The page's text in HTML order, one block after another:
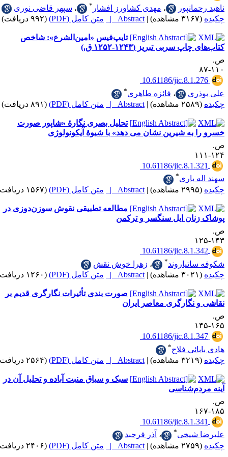
،مهدی کشاورز افشار ،سپهر قاضی نوری
|
Abstract | متن کامل (PDF) (۹۹۲ دریافت)
تایپ‌فیس «امین‌الشرع»: شاخص
سربی تبریز (۱۲۴۳-۱۲۵۲ ق.)
10.61186/
،فائزه طاهری
|
Abstract | متن کامل (PDF) (۸۹۱ دریافت)
تحلیل بصری نگارۀ «شاپور صورت
به شیرین نشان می دهد» با شیوۀ آیکونولوژی
10.61186/
یاری
|
Abstract | متن کامل (PDF) (۱۵۶۷ دریافت)
مطالعه تطبیقی نقوش سوزن‌دوزی در
‌ایل سنگسر و ترکمن
10.61186/
، زهرا خوش نقش
|
Abstract | متن کامل (PDF) (۱۲۶۰ دریافت)
صورت بندی تأثیرات نگارگری قدیم بر
معاصر ایران
10.61186/
فلاح
|
Abstract | متن کامل (PDF) (۲۵۶۴ دریافت)
سبک و سیاق منبت آباده و تحلیل آن در
10.61186/
شیخی * ،آذر فرحبد
|
Abstract | متن کامل (PDF) (۲۴۰۶ دریافت)